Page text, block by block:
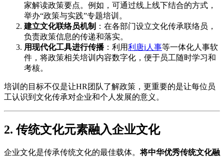
家解读政策要点。例如，可通过线上线下结合的方式，
举办“政策与实践”专题培训。
建立文化联络员机制 ：在各部门设立文化传承联络员，
负责政策信息的传递和落实。
用现代化工具进行传播：利用利唐i人事等一体化人事软
件，将政策相关培训内容数字化，便于员工随时学习和
考核。
培训的目标不仅是让HR团队了解政策，更重要的是让每位员
工认识到文化传承对企业和个人发展的意义。
2. 传统文化元素融入企业文化
企业文化是传承传统文化的最佳载体。将中华优秀传统文化融